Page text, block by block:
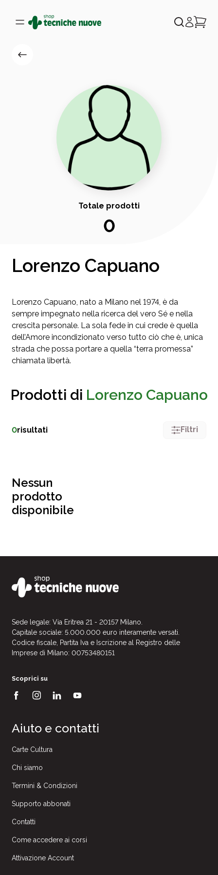
Totale prodotti
0
Lorenzo Capuano
Lorenzo Capuano, nato a Milano nel 1974, è da
sempre impegnato nella ricerca del vero Sé e nella
crescita personale. La sola fede in cui crede è quella
dell’Amore incondizionato verso tutto ciò che è, unica
strada che possa portare a quella “terra promessa”
chiamata libertà.
Prodotti di Lorenzo Capuano
0risultati Filtri
Nessun
prodotto
disponibile
Sede legale: Via Eritrea 21 - 20157 Milano.
Capitale sociale: 5.000.000 euro interamente versati.
Codice fiscale, Partita Iva e Iscrizione al Registro delle
Imprese di Milano: 00753480151
Scoprici su
Aiuto e contatti
Carte Cultura
Chi siamo
Termini & Condizioni
Supporto abbonati
Contatti
Come accedere ai corsi
Attivazione Account